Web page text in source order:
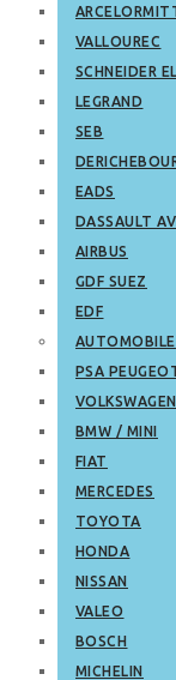
VALLOUREC
SCHNEIDER
LEGRAND
SEB
EADS
DASSAULT
AIRBUS
GDF SUEZ
EDF
AUTOMOBILE
PSA
VOLKSWAGEN
BMW / MINI
FIAT
MERCEDES
TOYOTA
HONDA
NISSAN
VALEO
BOSCH
MICHELIN